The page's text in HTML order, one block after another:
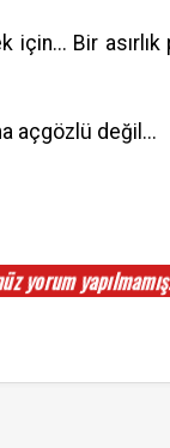
için... Bir
açgözlü değil...
yorum